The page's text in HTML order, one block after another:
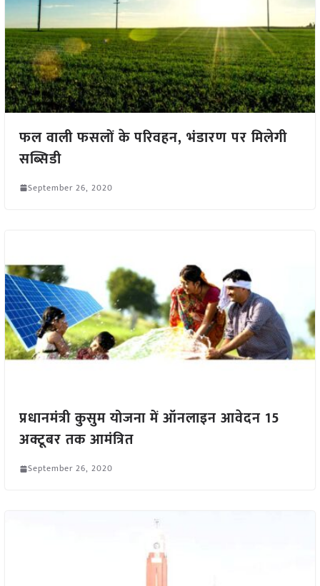
फल वाली फसलों के परिवहन, भंडारण पर मिलेगी
सब्सिडी
September 26, 2020
प्रधानमंत्री कुसुम योजना में ऑनलाइन आवेदन 15
अक्टूबर तक आमंत्रित
September 26, 2020